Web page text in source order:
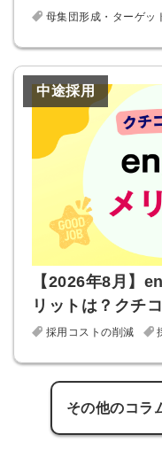
母集団形成・ターゲッ
中途採用
【2026年8月】
リットは？クチ
採用コストの削減
その他のコラ